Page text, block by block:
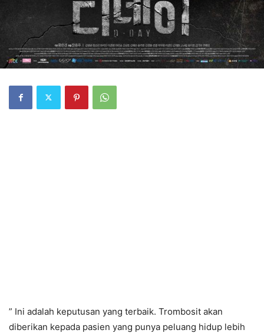
” Ini adalah keputusan yang terbaik. Trombosit akan
diberikan kepada pasien yang punya peluang hidup lebih